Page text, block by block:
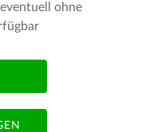
ohne